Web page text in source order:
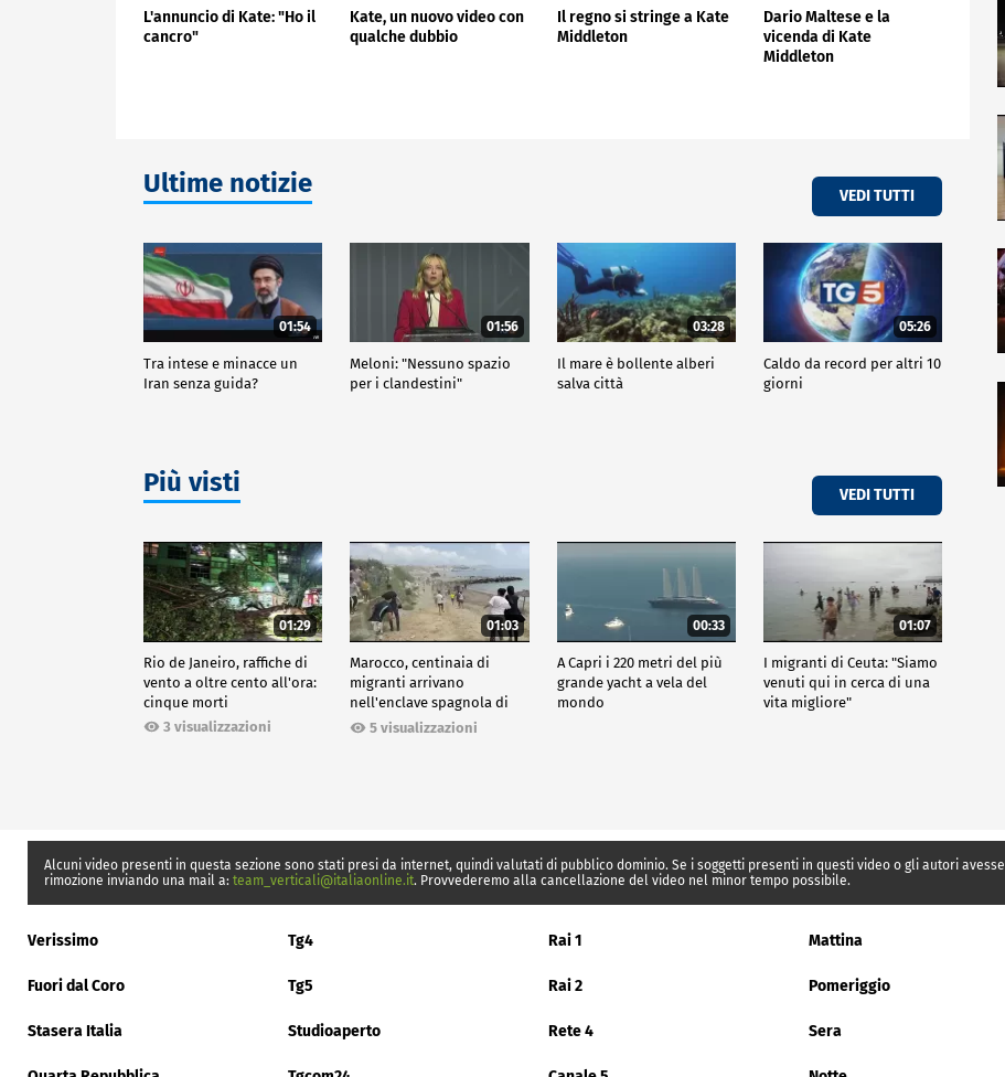
L'annuncio di Kate: "Ho il
cancro"
Kate, un nuovo video con
qualche dubbio
Il regno si stringe a Kate
Middleton
Dario Maltese e la
vicenda di Kate
Middleton
Ultime notizie VEDI TUTTI
01:54
Tra intese e minacce un
Iran senza guida?
01:56
Meloni: "Nessuno spazio
per i clandestini"
03:28
Il mare è bollente alberi
salva città
05:26
Caldo da record per altri 10
giorni
Più visti VEDI TUTTI
01:29
Rio de Janeiro, raffiche di
vento a oltre cento all'ora:
cinque morti
3 visualizzazioni
01:03
Marocco, centinaia di
migranti arrivano
nell'enclave spagnola di
Ceuta5 visualizzazioni
00:33
A Capri i 220 metri del più
grande yacht a vela del
mondo
01:07
I migranti di Ceuta: "Siamo
venuti qui in cerca di una
vita migliore"
Alcuni video presenti in questa sezione sono stati presi da internet, quindi valutati di pubblico dominio. Se i soggetti presenti in questi video o gli autori
rimozione inviando una mail a: team_verticali@italiaonline.it. Provvederemo alla cancellazione del video nel minor tempo possibile.
Verissimo Tg4 Rai 1 Mattina
Fuori dal Coro Tg5 Rai 2 Pomeriggio
Stasera Italia Studioaperto Rete 4 Sera